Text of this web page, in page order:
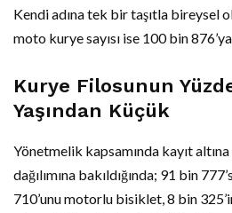
Kendi adına tek bir taşıtla bireysel
moto kurye sayısı ise 100 bin
Kurye Filosunun
Yaşından Küçük
Yönetmelik kapsamında kayıt altına
dağılımına bakıldığında; 91 bin
710’unu motorlu bisiklet, 8 bin